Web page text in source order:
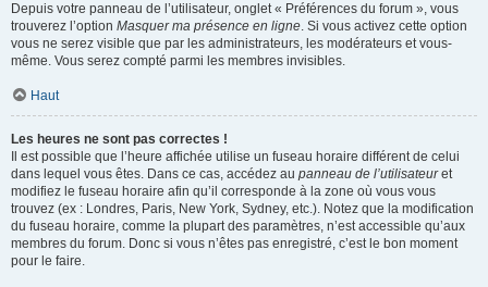
Depuis votre panneau de l’utilisateur, onglet « Préférences du forum », vous
trouverez l’option Masquer ma présence en ligne. Si vous activez cette option
vous ne serez visible que par les administrateurs, les modérateurs et vous-
même. Vous serez compté parmi les membres invisibles.
Haut
Les heures ne sont pas correctes !
Il est possible que l’heure affichée utilise un fuseau horaire différent de celui
dans lequel vous êtes. Dans ce cas, accédez au panneau de l’utilisateuret
modifiez le fuseau horaire afin qu’il corresponde à la zone où vous vous
trouvez (ex : Londres, Paris, New York, Sydney, etc.). Notez que la modification
du fuseau horaire, comme la plupart des paramètres, n’est accessible qu’aux
membres du forum. Donc si vous n’êtes pas enregistré, c’est le bon moment
pour le faire.